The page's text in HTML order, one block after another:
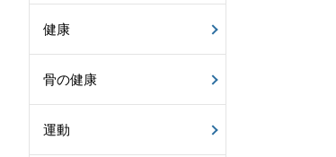
健康
骨の健康
運動